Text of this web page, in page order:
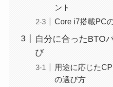
ント
Core i7搭載PC
自分に合ったBTO
び
用途に応じた
の選び方